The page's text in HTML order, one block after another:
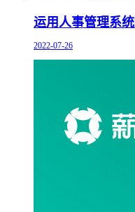
运用人事管理系
2022-07-26